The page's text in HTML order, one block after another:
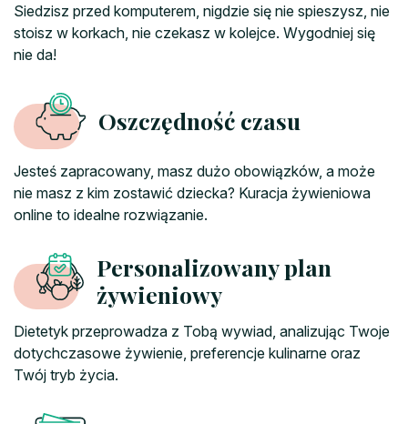
Siedzisz przed komputerem, nigdzie się nie spieszysz, nie
stoisz w korkach, nie czekasz w kolejce. Wygodniej się
nie da!
Oszczędność czasu
Jesteś zapracowany, masz dużo obowiązków, a może
nie masz z kim zostawić dziecka? Kuracja żywieniowa
online to idealne rozwiązanie.
Personalizowany plan
żywieniowy
Dietetyk przeprowadza z Tobą wywiad, analizując Twoje
dotychczasowe żywienie, preferencje kulinarne oraz
Twój tryb życia.